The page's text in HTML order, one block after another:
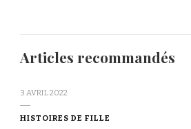
Articles recommandés
3 AVRIL 2022
HISTOIRES DE FILLE